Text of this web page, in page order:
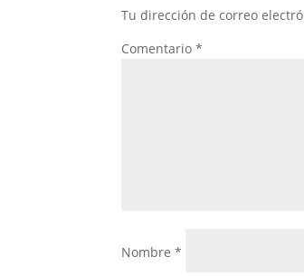
Tu dirección de correo
Comentario*
Nombre*